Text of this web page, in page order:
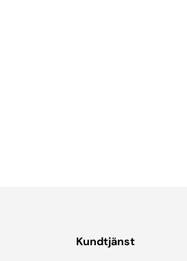
Kundtjänst